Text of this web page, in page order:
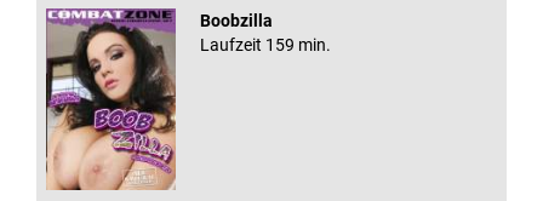
Boobzilla
Laufzeit 159 min.